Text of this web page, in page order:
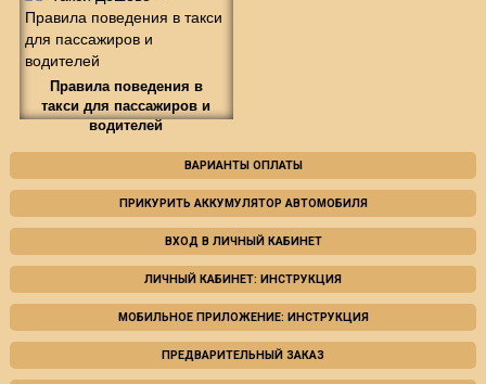
Правила поведения в
такси для пассажиров и
водителей
ВАРИАНТЫ ОПЛАТЫ
ПРИКУРИТЬ АККУМУЛЯТОР АВТОМОБИЛЯ
ВХОД В ЛИЧНЫЙ КАБИНЕТ
ЛИЧНЫЙ КАБИНЕТ: ИНСТРУКЦИЯ
МОБИЛЬНОЕ ПРИЛОЖЕНИЕ: ИНСТРУКЦИЯ
ПРЕДВАРИТЕЛЬНЫЙ ЗАКАЗ